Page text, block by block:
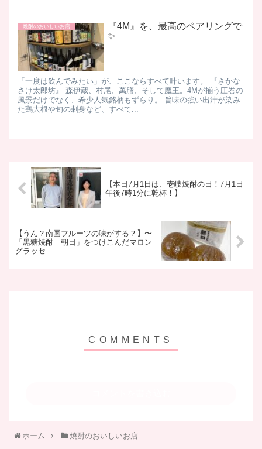
焼酎のおいしいお店
『4M』を、最高のペアリングで
✨
「一度は飲んでみたい」が、ここならすべて叶います。 『さかな
さけ太郎坊』 森伊蔵、村尾、萬膳、そして魔王。4Mが揃う圧巻の
風景だけでなく、希少人気銘柄もずらり。 旨味の強い出汁が染み
た鶏大根や旬の刺身など、すべて...
【本日7月1日は、壱岐焼酎の日！7月1日
午後7時1分に乾杯！】
【うん？南国フルーツの味がする？】​〜
「黒糖焼酎 朝日」をつけこんだマロン
グラッセ
ホーム 焼酎のおいしいお店